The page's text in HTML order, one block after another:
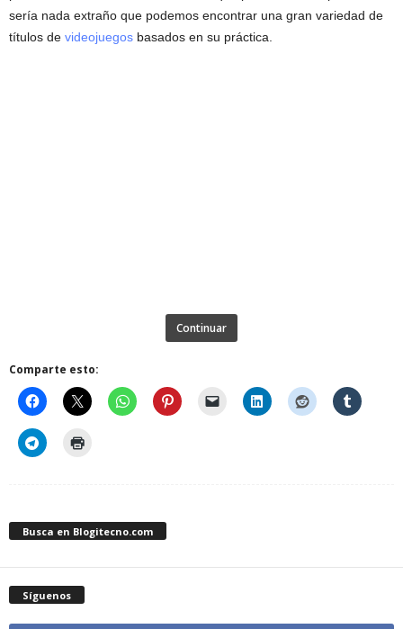
sería nada extraño que podemos encontrar una gran variedad de
títulos de videojuegos basados en su práctica.
Continuar
Comparte esto:
Busca en Blogitecno.com
Síguenos